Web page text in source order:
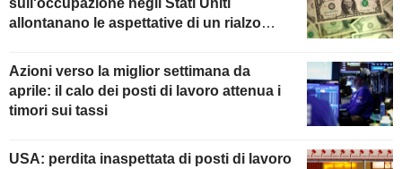
sull'occupazione negli Stati Uniti
allontanano le aspettative di un rialzo
Azioni verso la miglior settimana da
aprile: il calo dei posti di lavoro attenua i
timori sui tassi
USA: perdita inaspettata di posti di lavoro